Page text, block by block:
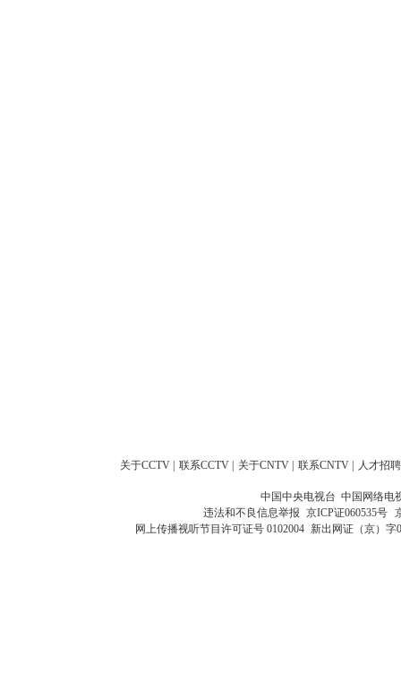
关于CCTV 联系CCTV 关于CNTV 联系CNTV 人才招聘
中国中央电视台 中国网络电
违法和不良信息举报 京ICP证060535号
网上传播视听节目许可证号 0102004 新出网证（京）